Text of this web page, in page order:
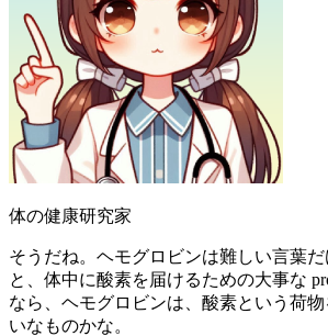
体の健康研究家
そうだね。ヘモグロビンは難しい言葉
と、体中に酸素を届けるための大事な
なら、ヘモグロビンは、酸素という荷
いなものかな。